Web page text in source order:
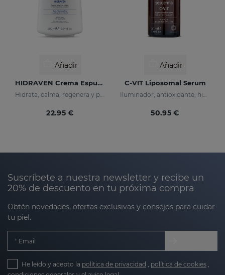
Añadir
HIDRAVEN Crema Espumosa Sin Jabón
22.95 €
Añadir
C-VIT Liposomal Serum
50.95 €
Suscríbete a nuestra newsletter y recibe un
20% de descuento en tu próxima compra
Obtén novedades, ofertas exclusivas y consejos para cuidar
tu piel.
Email
He leído y acepto la política de privacidad política de cookies